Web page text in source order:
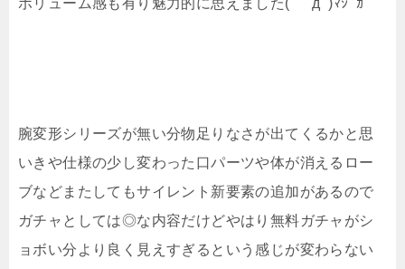
腕変形シリーズが無い分物足りなさが出てくるかと思
いきや仕様の少し変わった口パーツや体が消えるロー
ブなどまたしてもサイレント新要素の追加があるので
ガチャとしては◎な内容だけどやはり無料ガチャがシ
ョボい分より良く見えすぎるという感じが変わらない